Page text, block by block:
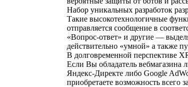
Набор уникальных разработок
Такие высокотехнологичные
отправляется сообщение в
«Вопрос-ответ» и другие —
действительно «умной» а также
В долговременной перспективе
Если Вы обладатель вебмагазина
Яндекс-Директе либо Google
приобретаете возможность всего